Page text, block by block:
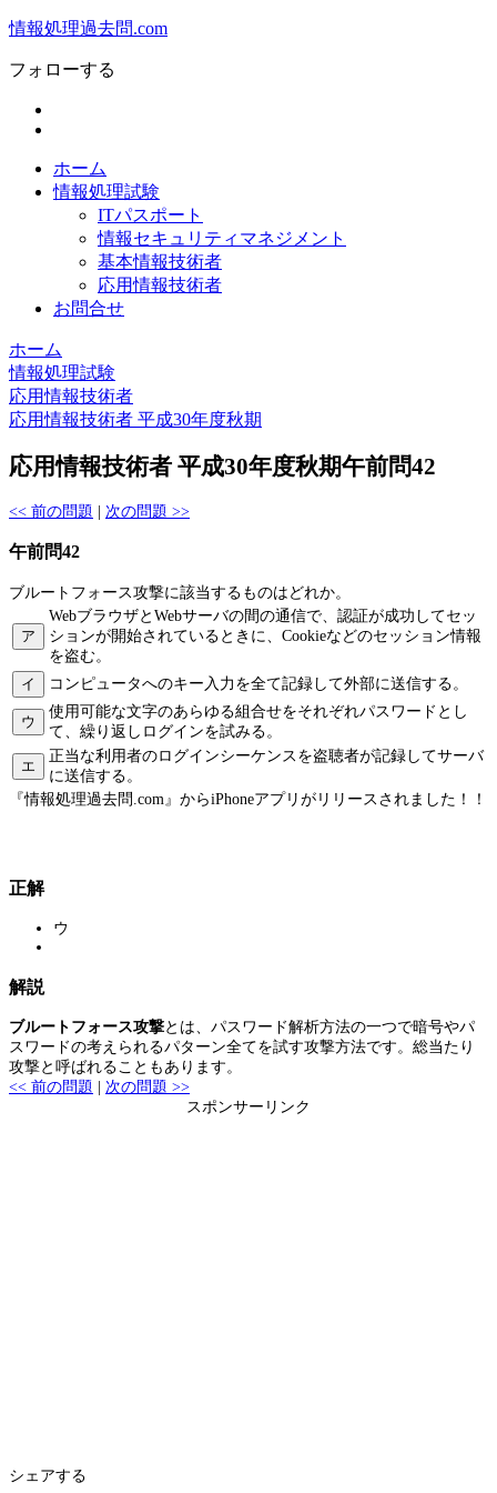
情報処理過去問.com
フォローする
ホーム
情報処理試験
ITパスポート
情報セキュリティマネジメント
基本情報技術者
応用情報技術者
お問合せ
ホーム
情報処理試験
応用情報技術者
応用情報技術者 平成30年度秋期
応用情報技術者 平成30年度秋期午前問42
<< 前の問題 次の問題 >>
午前問42
ブルートフォース攻撃に該当するものはどれか。
ア
WebブラウザとWebサーバの間の通信で、認証が成功してセッ
ションが開始されているときに、Cookieなどのセッション情報
を盗む。
イ
コンピュータへのキー入力を全て記録して外部に送信する。
ウ
使用可能な文字のあらゆる組合せをそれぞれパスワードとし
て、繰り返しログインを試みる。
エ
正当な利用者のログインシーケンスを盗聴者が記録してサーバ
に送信する。
『情報処理過去問.com』からiPhoneアプリがリリースされました！！
正解
ウ
解説
ブルートフォース攻撃とは、パスワード解析方法の一つで暗号やパ
スワードの考えられるパターン全てを試す攻撃方法です。総当たり
攻撃と呼ばれることもあります。
<< 前の問題
次の問題 >>
スポンサーリンク
シェアする